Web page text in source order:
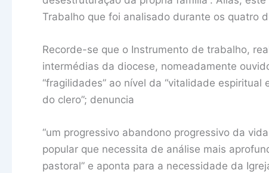
Trabalho que foi analisado durante os quatro
Recorde-se que o Instrumento de trabalho,
intermédias da diocese, nomeadamente
“fragilidades” ao nível da “vitalidade
do clero”; denuncia
“um progressivo abandono progressivo da
popular que necessita de análise mais
pastoral” e aponta para a necessidade da